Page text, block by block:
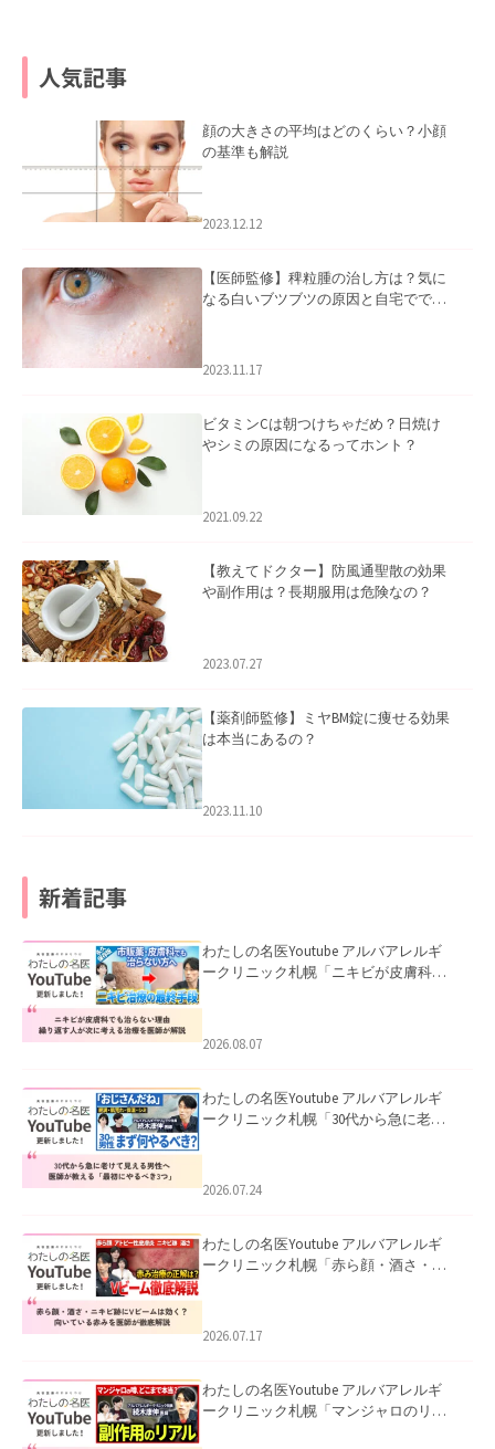
人気記事
顔の大きさの平均はどのくらい？小顔
の基準も解説
2023.12.12
【医師監修】稗粒腫の治し方は？気に
なる白いブツブツの原因と自宅ででき
2023.11.17
ビタミンCは朝つけちゃだめ？日焼け
やシミの原因になるってホント？
2021.09.22
【教えてドクター】防風通聖散の効果
や副作用は？長期服用は危険なの？
2023.07.27
【薬剤師監修】ミヤBM錠に痩せる効果
は本当にあるの？
2023.11.10
新着記事
わたしの名医Youtube アルバアレルギ
ークリニック札幌「ニキビが皮膚科で
ました。
2026.08.07
わたしの名医Youtube アルバアレルギ
ークリニック札幌「30代から急に老け
た。
2026.07.24
わたしの名医Youtube アルバアレルギ
ークリニック札幌「赤ら顔・酒さ・ニ
した。
2026.07.17
わたしの名医Youtube アルバアレルギ
ークリニック札幌「マンジャロのリア